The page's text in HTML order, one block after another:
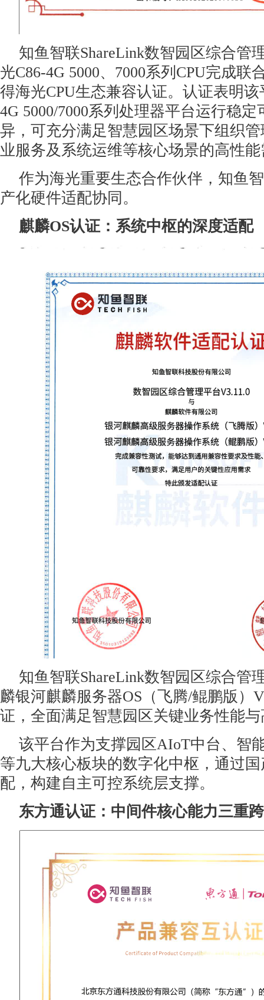
知鱼智联ShareLink数智园区综合管
光C86-4G 5000、7000系列CPU完成联
得海光CPU生态兼容认证。认证表明该
4G 5000/7000系列处理器平台运行稳
异，可充分满足智慧园区场景下组织
业服务及系统运维等核心场景的高性
作为海光重要生态合作伙伴，知鱼
产化硬件适配协同。
麒麟OS认证：系统中枢的深度适配
知鱼智联ShareLink数智园区综合管
麟银河麒麟服务器OS（飞腾/鲲鹏版）
证，全面满足智慧园区关键业务性能
该平台作为支撑园区AIoT中台、智
等九大核心板块的数字化中枢，通过
配，构建自主可控系统层支撑。
东方通认证：中间件核心能力三重